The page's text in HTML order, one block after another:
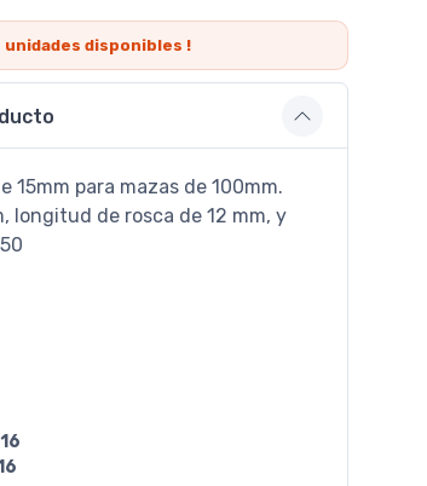
unidades disponibles !
15mm para mazas de 100mm.
longitud de rosca de 12 mm, y